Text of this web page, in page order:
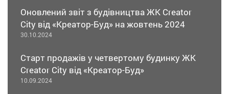
Оновлений звіт з будівництва ЖК Creator
City від «Креатор-Буд» на жовтень 2024
30.10.2024
Старт продажів у четвертому будинку ЖК
Creator City від «Креатор-Буд»
10.09.2024